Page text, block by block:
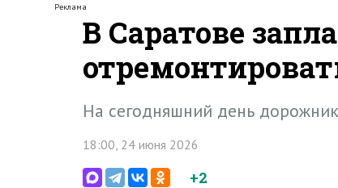
Реклама
В Саратове
На сегодняшний день
18:00, 24 июня 2026
+2